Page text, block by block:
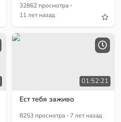
32862 просмотра ·
11 лет назад
01:52:21
Ест тебя заживо
8253 просмотра · 7 лет назад